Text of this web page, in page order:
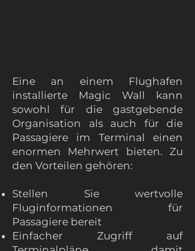
Eine an einem Flughafen
installierte Magic Wall kann
sowohl für die gastgebende
Organisation als auch für die
Passagiere im Terminal einen
enormen Mehrwert bieten. Zu
den Vorteilen gehören:
Stellen Sie wertvolle
Fluginformationen für
Passagiere bereit
Einfacher Zugriff auf